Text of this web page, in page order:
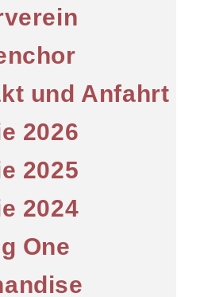
und Anfahrt
2026
2025
2024
One